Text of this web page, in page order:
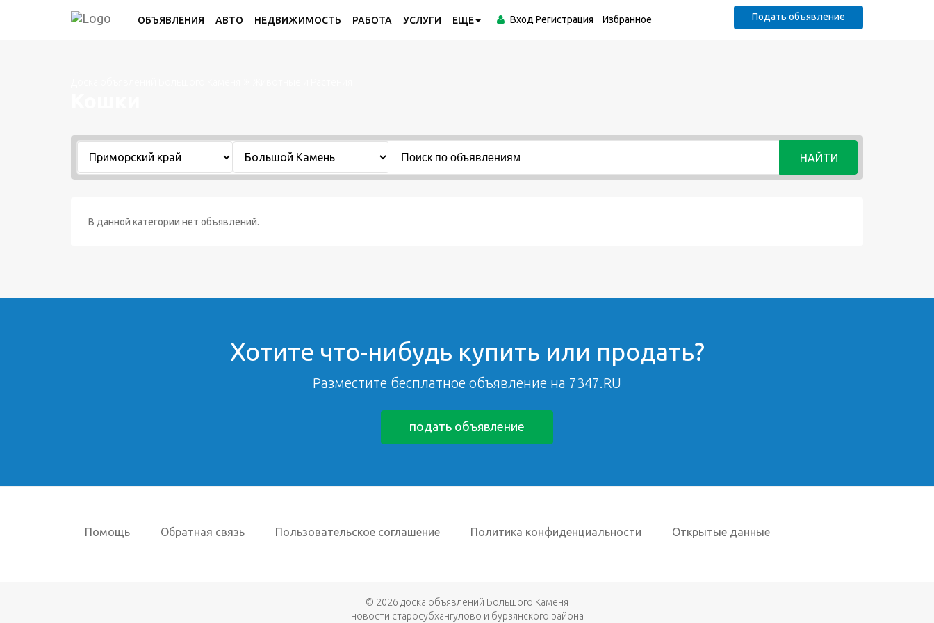
ОБЪЯВЛЕНИЯ АВТО НЕДВИЖИМОСТЬ РАБОТА УСЛУГИ ЕЩЕ Вход Регистрация Избранное Подать объявление
НАЙТИ
В данной категории нет объявлений.
Хотите что-нибудь купить или продать?
Разместите бесплатное объявление на 7347.RU
подать объявление
Помощь Обратная связь Пользовательское соглашение Политика конфиденциальности Открытые данные
© 2026 доска объявлений Большого Каменя
новости старосубхангулово и бурзянского района